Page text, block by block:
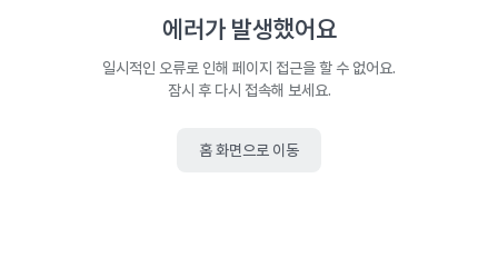
에러가 발생했어요
일시적인 오류로 인해 페이지 접근을 할 수 없어요.
잠시 후 다시 접속해 보세요.
홈 화면으로 이동